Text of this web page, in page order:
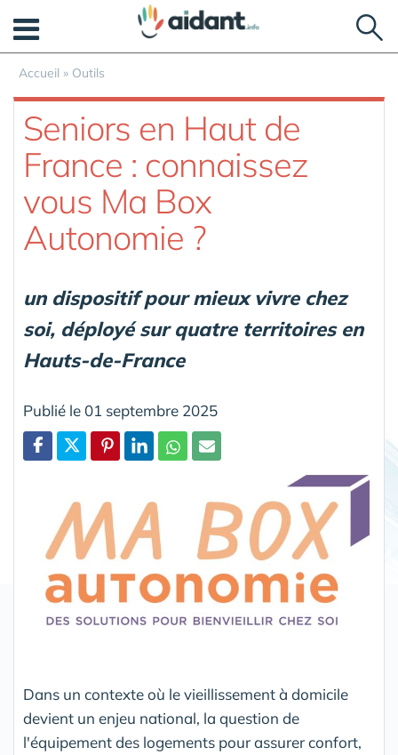
Accueil » Outils
Seniors en Haut de
France : connaissez
vous Ma Box
Autonomie ?
un dispositif pour mieux vivre chez
soi, déployé sur quatre territoires en
Hauts-de-France
Publié le 01 septembre 2025
Dans un contexte où le vieillissement à domicile
devient un enjeu national, la question de
l'équipement des logements pour assurer confort,
Panneau de gestion des cookies